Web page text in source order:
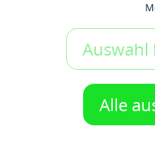
Auswahl
Alle
IN
Auf den Merkzettel